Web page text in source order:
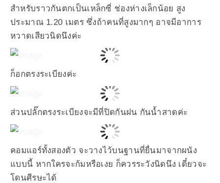
สำหรับราวกันตกเป็นเหล็กซี่ ช่องห่างเล็กน้อย สูง
ประมาณ 1.20 เมตร ซึ่งถ้าคนที่สูงมากๆ อาจมีอาการ
หวาดเสียวนิดนึงค่ะ
ก็อกตรงระเบียงค่ะ
ส่วนปลั๊กตรงระเบียงจะมีที่ปิดกันฝน กันน้ำสาดค่ะ
คอมแอร์ทั้งสองตัว จะวางไว้บนฐานที่ยื่นมาจากผนัง
แบบนี้ หากใครจะก้มหรือเงย ก็ควรระวังนิดนึง เดี๋ยวจะ
โดนศีรษะได้